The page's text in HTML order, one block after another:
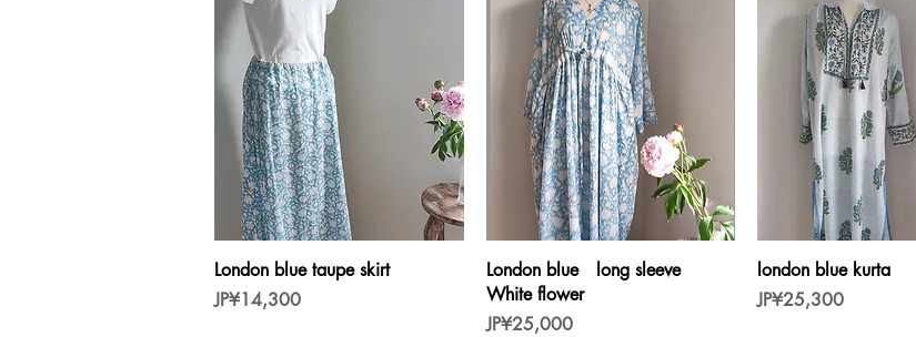
제품보기
London blue taupe skirt
가격
JP¥14,300
제품보기
London blue long sleeve
White flower
가격
JP¥25,000
제품보기
london blue kurta
가격
JP¥25,300